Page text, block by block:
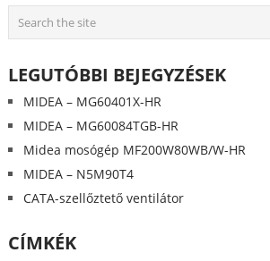
LEGUTÓBBI BEJEGYZÉSEK
MIDEA – MG60401X-HR
MIDEA – MG60084TGB-HR
Midea mosógép MF200W80WB/W-HR
MIDEA – N5M90T4
CATA-szellőztető ventilátor
CÍMKÉK